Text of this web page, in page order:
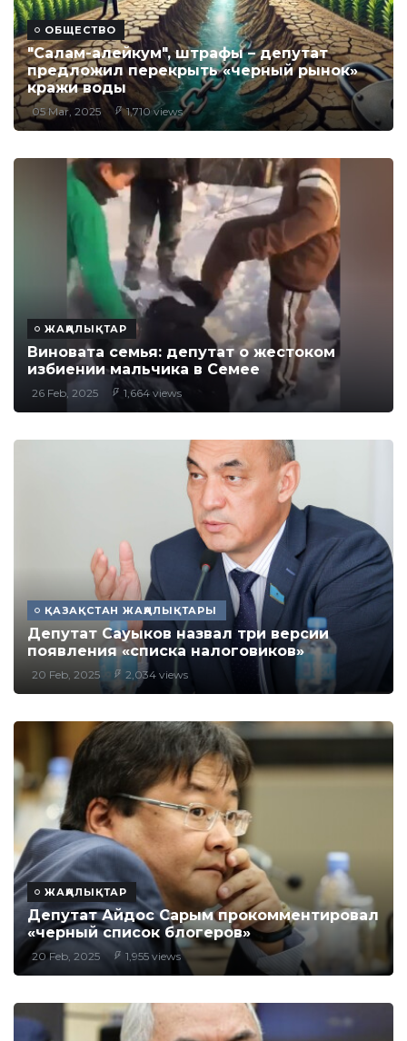
ОБЩЕСТВО
"Салам-алейкум", штрафы – депутат
предложил перекрыть «черный рынок»
кражи воды
05 Mar, 2025 1,710 views
ЖАҢАЛЫҚТАР
Виновата семья: депутат о жестоком
избиении мальчика в Семее
26 Feb, 2025 1,664 views
ҚАЗАҚСТАН ЖАҢАЛЫҚТАРЫ
Депутат Сауыков назвал три версии
появления «списка налоговиков»
20 Feb, 2025 2,034 views
ЖАҢАЛЫҚТАР
Депутат Айдос Сарым прокомментировал
«черный список блогеров»
20 Feb, 2025 1,955 views